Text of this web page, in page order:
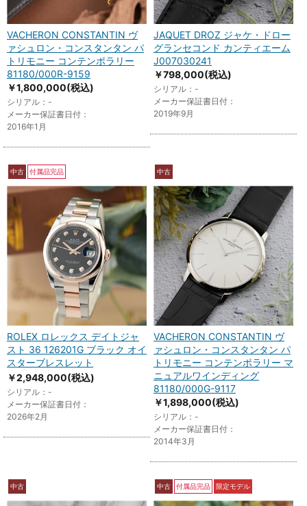
VACHERON CONSTANTIN ヴ
ァシュロン・コンスタンタン パ
トリモニー コンテンポラリー
81180/000R-9159
￥1,800,000(税込)
シリアル：-
メーカー保証書日付：
2016年1月
JAQUET DROZ ジャケ・ドロー
グランセコンド カンティエーム
J007030241
￥798,000(税込)
シリアル：-
メーカー保証書日付：
2019年9月
中古 付属品完品
ROLEX ロレックス デイトジャ
スト 36 126201G ブラック オイ
スターブレスレット
￥2,948,000(税込)
シリアル：-
メーカー保証書日付：
2026年2月
中古
VACHERON CONSTANTIN ヴ
ァシュロン・コンスタンタン パ
トリモニー コンテンポラリー マ
ニュアルワインディング
81180/000G-9117
￥1,898,000(税込)
シリアル：-
メーカー保証書日付：
2014年3月
中古 中古 付属品完品 限定モデル